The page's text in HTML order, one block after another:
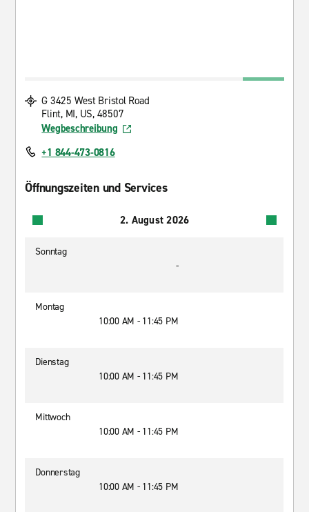
G 3425 West Bristol Road
Flint, MI, US, 48507
Wegbeschreibung
+1 844-473-0816
Öffnungszeiten und Services
2. August 2026
Sonntag
-
Montag
10:00 AM - 11:45 PM
Dienstag
10:00 AM - 11:45 PM
Mittwoch
10:00 AM - 11:45 PM
Donnerstag
10:00 AM - 11:45 PM